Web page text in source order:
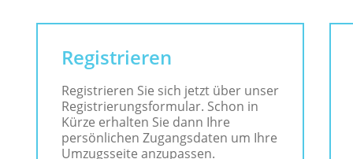
Registrieren
Registrieren Sie sich jetzt über unser
Registrierungsformular. Schon in
Kürze erhalten Sie dann Ihre
persönlichen Zugangsdaten um Ihre
Umzugsseite anzupassen.